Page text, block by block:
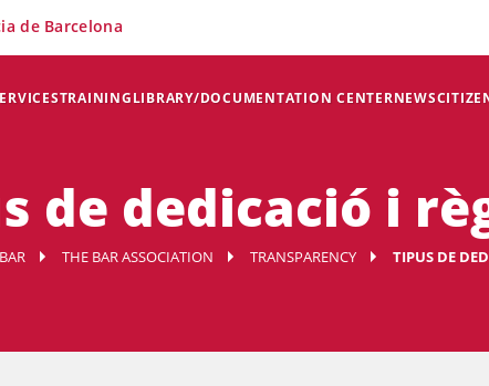
TRAININGLIBRARY/DOCUMENTATION CENTERNEWS
de Barcelona
de dedicació i
THE BAR ASSOCIATION TRANSPARENCY TIPUS DE